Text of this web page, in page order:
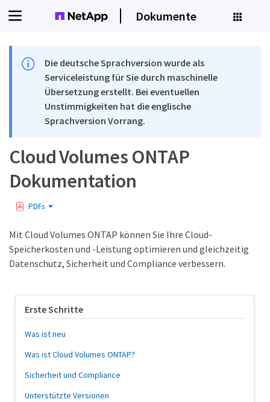
Dokumente
Die deutsche Sprachversion wurde als
Serviceleistung für Sie durch maschinelle
Übersetzung erstellt. Bei eventuellen
Unstimmigkeiten hat die englische
Sprachversion Vorrang.
Cloud Volumes ONTAP
Dokumentation
PDFs
Mit Cloud Volumes ONTAP können Sie Ihre Cloud-
Speicherkosten und -Leistung optimieren und gleichzeitig
Datenschutz, Sicherheit und Compliance verbessern.
Erste Schritte
Was ist neu
Was ist Cloud Volumes ONTAP?
Sicherheit und Compliance
Unterstützte Versionen